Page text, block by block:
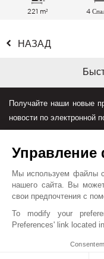
221 m² 4
НАЗАД
Получайте наши новые
новости по электронной
Мы используем файлы
нашего сайта. Вы
свои предпочтения с
To modify your
Preferences' link located